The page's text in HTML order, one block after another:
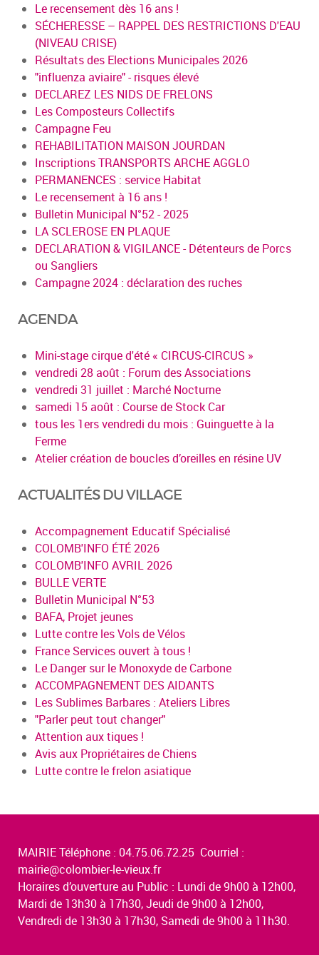
Le recensement dès 16 ans !
SÉCHERESSE – RAPPEL DES RESTRICTIONS D'EAU
(NIVEAU CRISE)
Résultats des Elections Municipales 2026
"influenza aviaire" - risques élevé
DECLAREZ LES NIDS DE FRELONS
Les Composteurs Collectifs
Campagne Feu
REHABILITATION MAISON JOURDAN
Inscriptions TRANSPORTS ARCHE AGGLO
PERMANENCES : service Habitat
Le recensement à 16 ans !
Bulletin Municipal N°52 - 2025
LA SCLEROSE EN PLAQUE
DECLARATION & VIGILANCE - Détenteurs de Porcs
ou Sangliers
Campagne 2024 : déclaration des ruches
AGENDA
Mini-stage cirque d'été « CIRCUS-CIRCUS »
vendredi 28 août : Forum des Associations
vendredi 31 juillet : Marché Nocturne
samedi 15 août : Course de Stock Car
tous les 1ers vendredi du mois : Guinguette à la
Ferme
Atelier création de boucles d’oreilles en résine UV
ACTUALITÉS DU VILLAGE
Accompagnement Educatif Spécialisé
COLOMB'INFO ÉTÉ 2026
COLOMB'INFO AVRIL 2026
BULLE VERTE
Bulletin Municipal N°53
BAFA, Projet jeunes
Lutte contre les Vols de Vélos
France Services ouvert à tous !
Le Danger sur le Monoxyde de Carbone
ACCOMPAGNEMENT DES AIDANTS
Les Sublimes Barbares : Ateliers Libres
"Parler peut tout changer"
Attention aux tiques !
Avis aux Propriétaires de Chiens
Lutte contre le frelon asiatique
MAIRIE Téléphone : 04.75.06.72.25 Courriel :
mairie@colombier-le-vieux.fr
Horaires d’ouverture au Public : Lundi de 9h00 à 12h00,
Mardi de 13h30 à 17h30, Jeudi de 9h00 à 12h00,
Vendredi de 13h30 à 17h30, Samedi de 9h00 à 11h30.